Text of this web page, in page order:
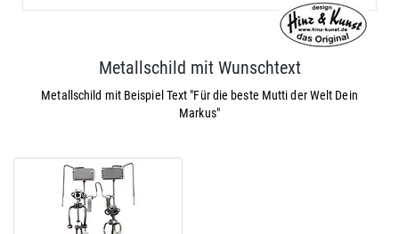
Metallschild mit Wunschtext
Metallschild mit Beispiel Text "Für die beste Mutti der Welt Dein
Markus"